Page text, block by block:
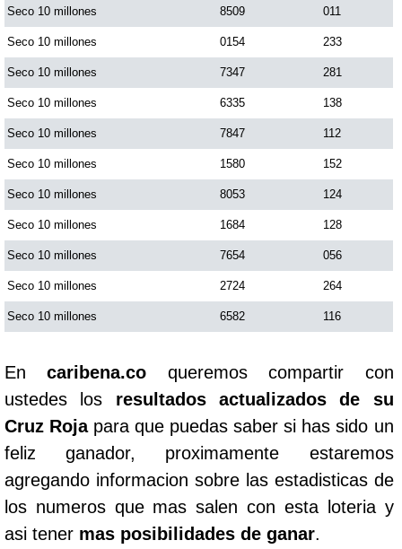
Seco 10 millones 8509 011
Seco 10 millones 0154 233
Seco 10 millones 7347 281
Seco 10 millones 6335 138
Seco 10 millones 7847 112
Seco 10 millones 1580 152
Seco 10 millones 8053 124
Seco 10 millones 1684 128
Seco 10 millones 7654 056
Seco 10 millones 2724 264
Seco 10 millones 6582 116
Encaribena.co queremos compartir con
ustedes los resultados actualizados de su
Cruz Rojapara que puedas saber si has sido un
feliz ganador, proximamente estaremos
agregando informacion sobre las estadisticas de
los numeros que mas salen con esta loteria y
asi tener mas posibilidades de ganar.